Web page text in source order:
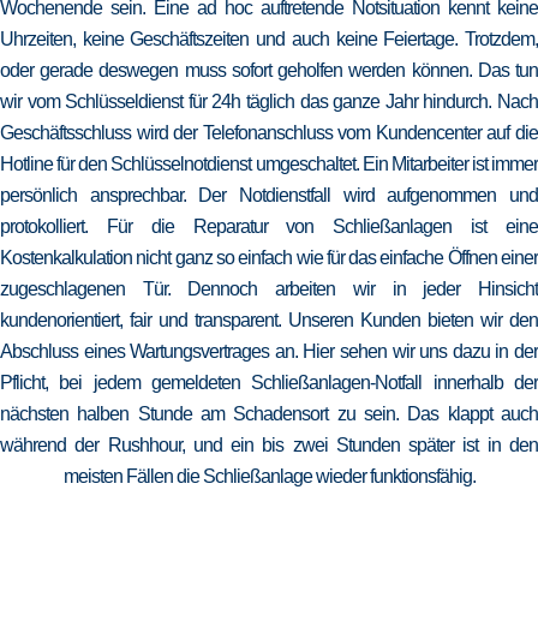
Wochenende sein. Eine ad hoc auftretende Notsituation kennt keine
Uhrzeiten, keine Geschäftszeiten und auch keine Feiertage. Trotzdem,
oder gerade deswegen muss sofort geholfen werden können. Das tun
wir vom Schlüsseldienst für 24h täglich das ganze Jahr hindurch. Nach
Geschäftsschluss wird der Telefonanschluss vom Kundencenter auf die
Hotline für den Schlüsselnotdienst umgeschaltet. Ein Mitarbeiter ist immer
persönlich ansprechbar. Der Notdienstfall wird aufgenommen und
protokolliert. Für die Reparatur von Schließanlagen ist eine
Kostenkalkulation nicht ganz so einfach wie für das einfache Öffnen einer
zugeschlagenen Tür. Dennoch arbeiten wir in jeder Hinsicht
kundenorientiert, fair und transparent. Unseren Kunden bieten wir den
Abschluss eines Wartungsvertrages an. Hier sehen wir uns dazu in der
Pflicht, bei jedem gemeldeten Schließanlagen-Notfall innerhalb der
nächsten halben Stunde am Schadensort zu sein. Das klappt auch
während der Rushhour, und ein bis zwei Stunden später ist in den
meisten Fällen die Schließanlage wieder funktionsfähig.